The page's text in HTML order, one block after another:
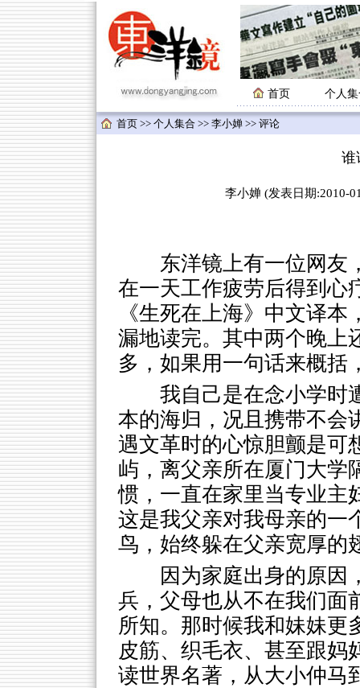
首页 个人
首页 >> 个人集合 >> 李小婵 >> 评论
谁
李小婵 (发表日期:2010-
东洋镜上有一位网友
在一天工作疲劳后得到心
《生死在上海》中文译
漏地读完。其中两个晚上
多，如果用一句话来概括
我自己是在念小学时
本的海归，况且携带不会
遇文革时的心惊胆颤是可
屿，离父亲所在厦门大学
惯，一直在家里当专业主
这是我父亲对我母亲的一
鸟，始终躲在父亲宽厚的
因为家庭出身的原因
兵，父母也从不在我们面
所知。那时候我和妹妹更
皮筋、织毛衣、甚至跟妈
读世界名著，从大小仲马